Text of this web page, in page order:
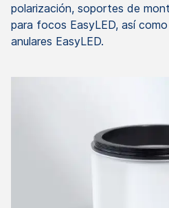
polarización, soportes de
para focos EasyLED, así
anulares EasyLED.